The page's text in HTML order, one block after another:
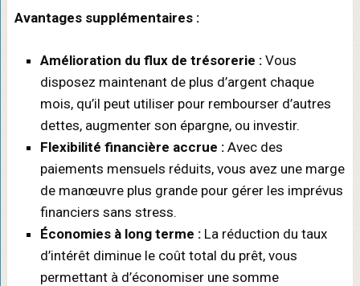
Avantages supplémentaires :
Amélioration du flux de trésorerie :Vous
disposez maintenant de plus d’argent chaque
mois, qu’il peut utiliser pour rembourser d’autres
dettes, augmenter son épargne, ou investir.
Flexibilité financière accrue :Avec des
paiements mensuels réduits, vous avez une marge
de manœuvre plus grande pour gérer les imprévus
financiers sans stress.
Économies à long terme :La réduction du taux
d’intérêt diminue le coût total du prêt, vous
permettant à d’économiser une somme